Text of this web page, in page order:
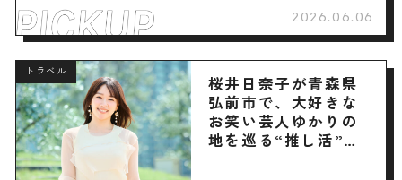
2026.06.06
トラベル
桜井日奈子が青森県
弘前市で、大好きな
お笑い芸人ゆかりの
地を巡る“推し活”旅